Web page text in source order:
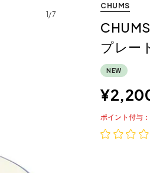
1/7
CHUMS
プレー
NEW
¥
ポイント